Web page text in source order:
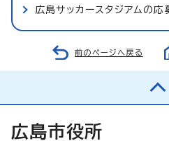
広島サッカースタジアムの応
前のページへ戻る
広島市役所